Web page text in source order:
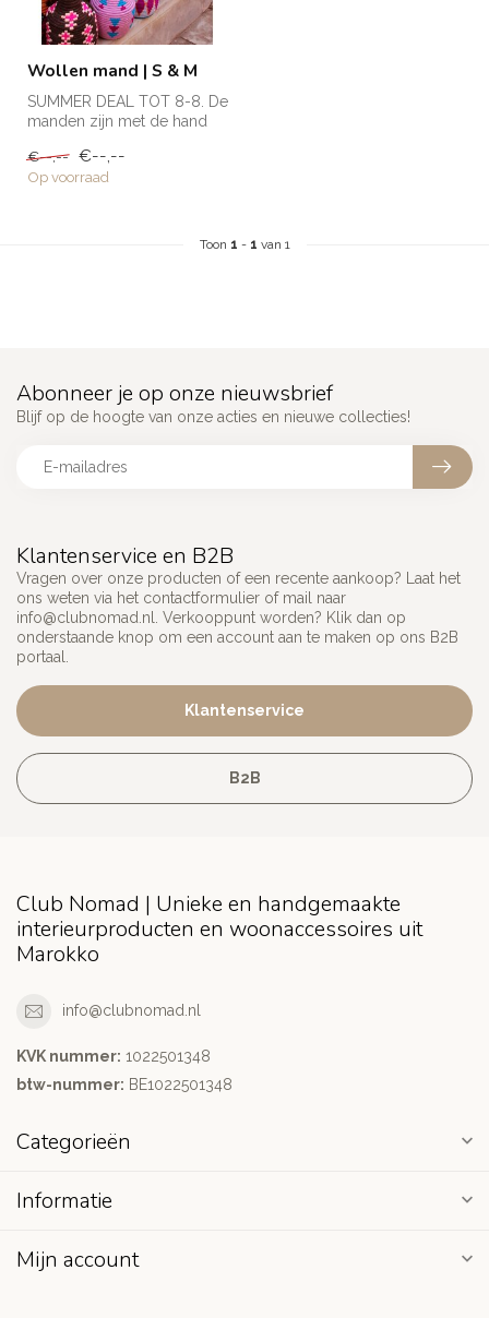
Wollen mand | S & M
SUMMER DEAL TOT 8-8. De
manden zijn met de hand
krijgen h...
€--,-- €--,--
Op voorraad
Toon 1 - 1 van 1
Klantenservice en B2B
Vragen over onze producten of een recente aankoop? Laat het
ons weten via het contactformulier of mail naar
info@clubnomad.nl
. Verkooppunt worden? Klik dan op
onderstaande knop om een account aan te maken op ons B2B
portaal.
Klantenservice
B2B
Abonneer je op onze nieuwsbrief
Blijf op de hoogte van onze acties en nieuwe collecties!
Club Nomad | Unieke en handgemaakte
interieurproducten en woonaccessoires uit
Marokko
info@clubnomad.nl
KVK nummer: 1022501348
btw-nummer: BE1022501348
Categorieën
Informatie
Mijn account